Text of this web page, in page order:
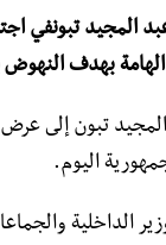
المجيد تبونفي
بهدف النهوض
تبون إلى
اليوم.
الداخلية